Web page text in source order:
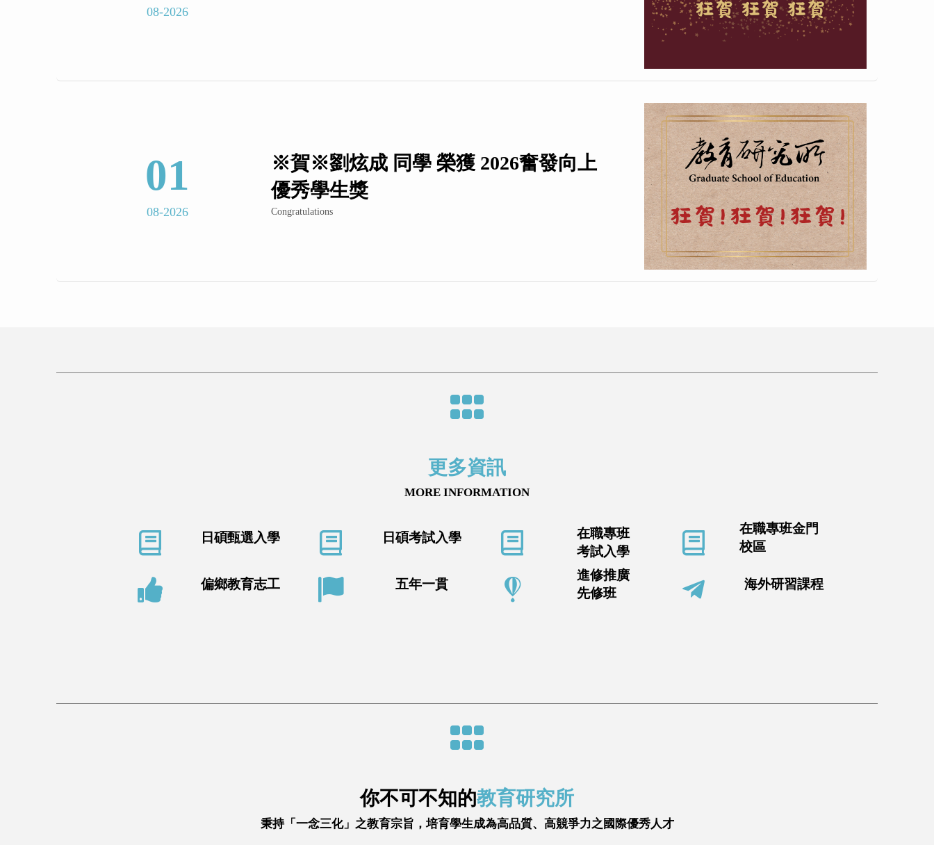
08-2026
01
08-2026
※賀※劉炫成 同學 榮獲 2026奮發向上
優秀學生獎
Congratulations
更多資訊
MORE INFORMATION
日碩甄選入學 日碩考試入學
在職專班
考試入學
在職專班金門
校區
偏鄉教育志工 五年一貫
進修推廣
先修班
海外研習課程
你不可不知的教育研究所
秉持「一念三化」之教育宗旨，培育學生成為高品質、高競爭力之國際優秀人才